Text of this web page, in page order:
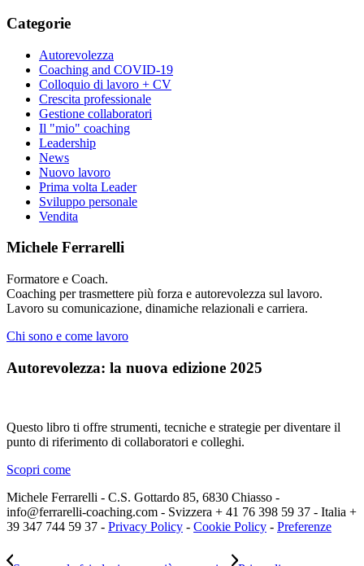
Categorie
Autorevolezza
Coaching and COVID-19
Colloquio di lavoro + CV
Crescita professionale
Gestione collaboratori
Il "mio" coaching
Leadership
News
Nuovo lavoro
Prima volta Leader
Sviluppo personale
Vendita
Michele Ferrarelli
Formatore e Coach.
Coaching per trasmettere più forza e autorevolezza sul lavoro.
Lavoro su comunicazione, dinamiche relazionali e carriera.
Chi sono e come lavoro
Autorevolezza: la nuova edizione 2025
Questo libro ti offre strumenti, tecniche e strategie per diventare il
punto di riferimento di collaboratori e colleghi.
Scopri come
Michele Ferrarelli - C.S. Gottardo 85, 6830 Chiasso -
info@ferrarelli-coaching.com - Svizzera + 41 76 398 59 37 - Italia +
39 347 744 59 37 - Privacy Policy - Cookie Policy - Preferenze